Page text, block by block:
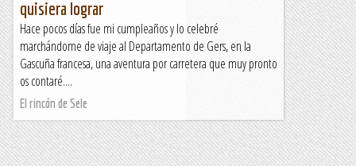
quisiera lograr
Hace pocos días fue mi cumpleaños y lo celebré
marchándome de viaje al Departamento de Gers, en la
Gascuña francesa, una aventura por carretera que muy pronto
os contaré....
El rincón de Sele